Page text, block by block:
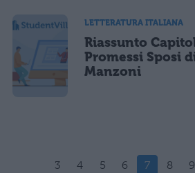
LETTERATURA ITALIANA
Riassunto
Promessi Sposi
Manzoni
3 4 5 6 7 8 9